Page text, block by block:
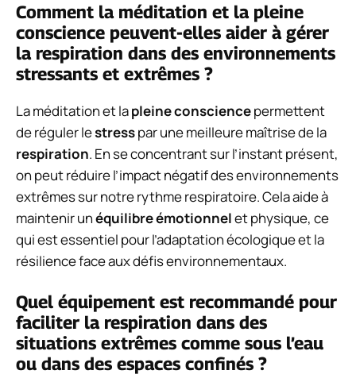
Comment la méditation et la pleine
conscience peuvent-elles aider à gérer
la respiration dans des environnements
stressants et extrêmes ?
La méditation et lapleine consciencepermettent
de réguler lestresspar une meilleure maîtrise de la
respiration. En se concentrant sur l’instant présent,
on peut réduire l’impact négatif des environnements
extrêmes sur notre rythme respiratoire. Cela aide à
maintenir unéquilibre émotionnelet physique, ce
qui est essentiel pour l’adaptation écologique et la
résilience face aux défis environnementaux.
Quel équipement est recommandé pour
faciliter la respiration dans des
situations extrêmes comme sous l’eau
ou dans des espaces confinés ?